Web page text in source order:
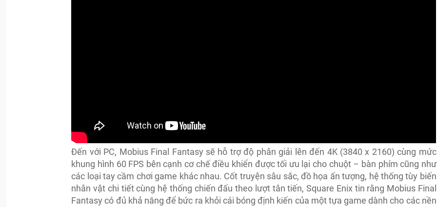
Đến với PC, Mobius Final Fantasy sẽ hỗ trợ độ phân giải lên đến 4K (3840 x 2160) cùng mức
khung hình 60 FPS bên cạnh cơ chế điều khiển được tối ưu lại cho chuột – bàn phím cũng như
các loại tay cầm chơi game khác nhau. Cốt truyện sâu sắc, đồ họa ấn tượng, hệ thống tùy biến
nhân vật chi tiết cùng hệ thống chiến đấu theo lượt tân tiến, Square Enix tin rằng Mobius Final
Fantasy có đủ khả năng để bức ra khỏi cái bóng định kiến của một tựa game dành cho các nền